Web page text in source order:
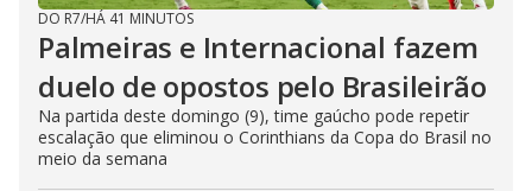
DO R7/HÁ 41 MINUTOS
Palmeiras e Internacional fazem
duelo de opostos pelo Brasileirão
Na partida deste domingo (9), time gaúcho pode repetir
escalação que eliminou o Corinthians da Copa do Brasil no
meio da semana